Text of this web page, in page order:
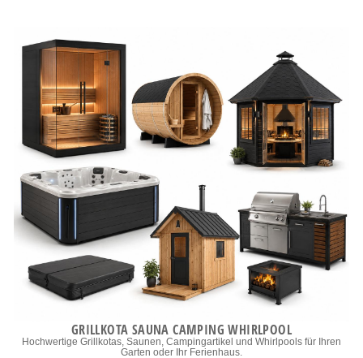
GRILLKOTA SAUNA CAMPING WHIRLPOOL
Hochwertige Grillkotas, Saunen, Campingartikel und Whirlpools für Ihren
Garten oder Ihr Ferienhaus.